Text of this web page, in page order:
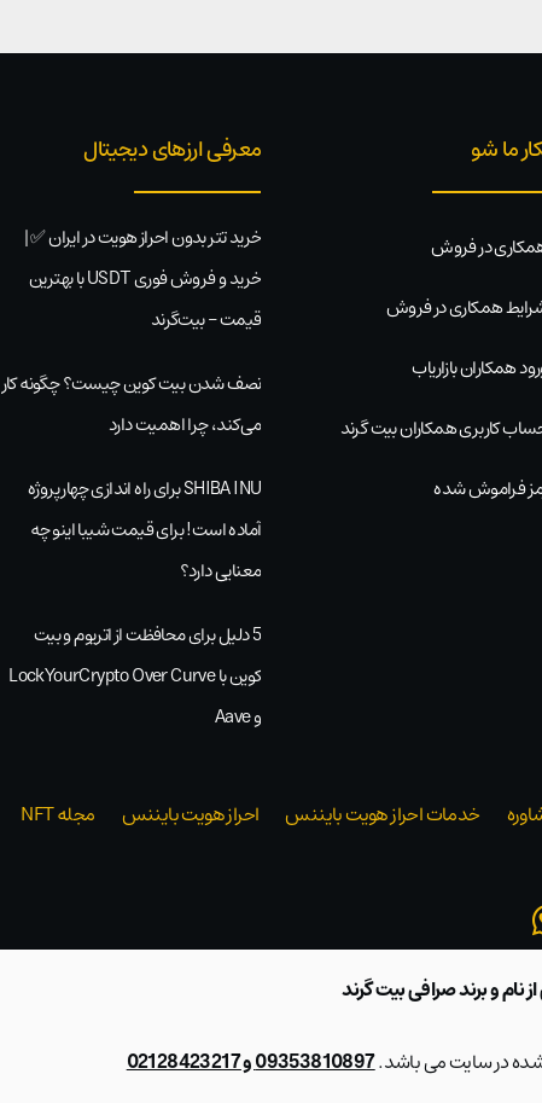
ما شو
در فروش
همکاری در فروش
همکاران بازاریاب
کاربری همکاران بیت گرند
فراموش شده
معرفی ارزهای دیجیتال
خرید تتر بدون احراز هویت در ایران ✅ |
خرید و فروش فوری USDT با بهترین
قیمت – بیت‌گرند
نصف شدن بیت کوین چیست؟ چگونه کار
می‌کند، چرا اهمیت دارد
SHIBA INU برای راه اندازی چهار پروژه
آماده است! برای قیمت شیبا اینو چه
معنایی دارد؟
5 دلیل برای محافظت از اتریوم و بیت
کوین با LockYourCrypto Over Curve
و Aave
خدمات احراز هویت بایننس احراز هویت بایننس
مجله NFT
نام و برند صرافی بیت گرند
شده در سایت می باشد.09353810897 و 02128423217